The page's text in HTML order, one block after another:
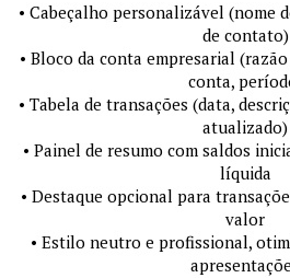
• Cabeçalho personalizável (nome
de contato)
• Bloco da conta empresarial
conta,
• Tabela de transações (data,
atualizado)
• Painel de resumo com saldos
líquida
• Destaque opcional para
valor
• Estilo neutro e profissional,